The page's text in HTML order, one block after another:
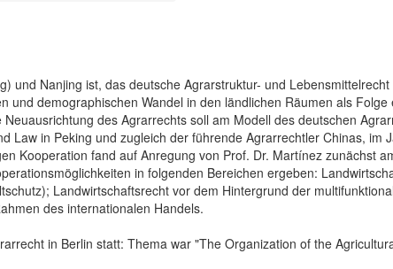
und Nanjing ist, das deutsche Agrarstruktur- und
demographischen Wandel in den ländlichen Räumen als
des Agrarrechts soll am Modell des deutschen
Law in Peking und zugleich der führende Agrarrechtler Chinas,
Kooperation fand auf Anregung von Prof. Dr. Martínez zunächst
in folgenden Bereichen ergeben:
Landwirtschaftsrecht vor dem Hintergrund der
des internationalen Handels.
in Berlin statt: Thema war "The Organization of the